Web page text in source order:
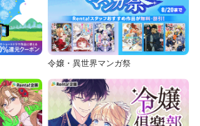
令嬢・異世界マンガ祭